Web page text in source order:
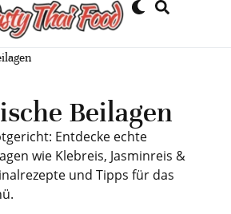
Beilagen
Entdecke echte
wie Klebreis, Jasminreis &
und Tipps für das